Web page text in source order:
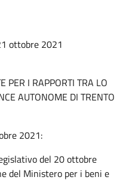
ottobre 2021
PER I RAPPORTI TRA LO
AUTONOME DI TRENTO
2021:
del 20 ottobre
del Ministero per i beni e